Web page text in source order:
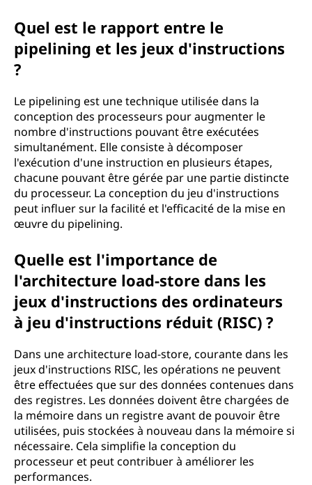
Quel est le rapport entre le
pipelining et les jeux d'instructions
?
Le pipelining est une technique utilisée dans la
conception des processeurs pour augmenter le
nombre d'instructions pouvant être exécutées
simultanément. Elle consiste à décomposer
l'exécution d'une instruction en plusieurs étapes,
chacune pouvant être gérée par une partie distincte
du processeur. La conception du jeu d'instructions
peut influer sur la facilité et l'efficacité de la mise en
œuvre du pipelining.
Quelle est l'importance de
l'architecture load-store dans les
jeux d'instructions des ordinateurs
à jeu d'instructions réduit (RISC) ?
Dans une architecture load-store, courante dans les
jeux d'instructions RISC, les opérations ne peuvent
être effectuées que sur des données contenues dans
des registres. Les données doivent être chargées de
la mémoire dans un registre avant de pouvoir être
utilisées, puis stockées à nouveau dans la mémoire si
nécessaire. Cela simplifie la conception du
processeur et peut contribuer à améliorer les
performances.